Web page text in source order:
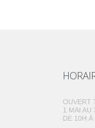
OUVERT
1 MAI AU
DE 10H À